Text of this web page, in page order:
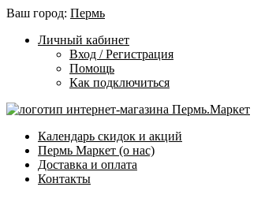
Ваш город: Пермь
Личный кабинет
Вход / Регистрация
Помощь
Как подключиться
Календарь скидок и акций
Пермь Маркет (о нас)
Доставка и оплата
Контакты